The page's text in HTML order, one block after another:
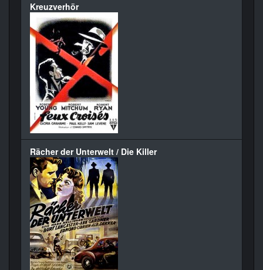
Kreuzverhör
Rächer der Unterwelt / Die Killer